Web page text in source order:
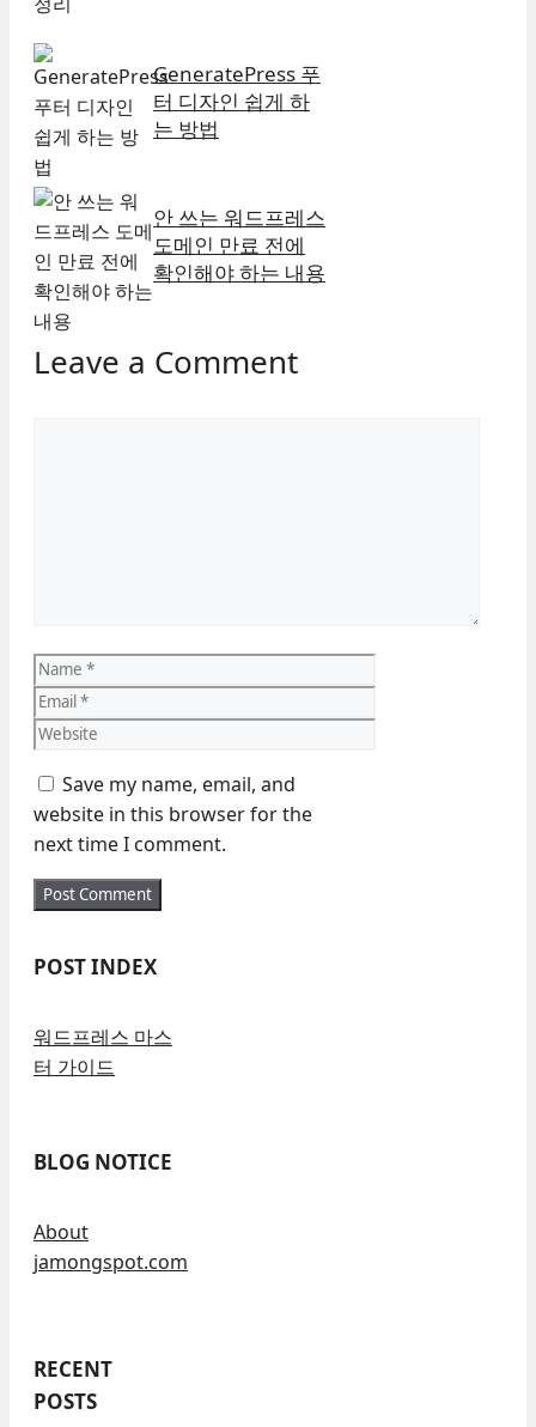
GeneratePress 푸
터 디자인 쉽게 하
는 방법
안 쓰는 워드프레스
도메인 만료 전에
확인해야 하는 내용
Leave a Comment
Name
Email
Website
Save my name, email, and
website in this browser for the
next time I comment.
POST INDEX
워드프레스 마스
터 가이드
BLOG NOTICE
About
jamongspot.com
RECENT
POSTS